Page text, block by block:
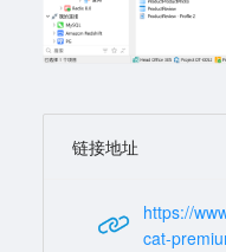
链接地址
https://
cat-